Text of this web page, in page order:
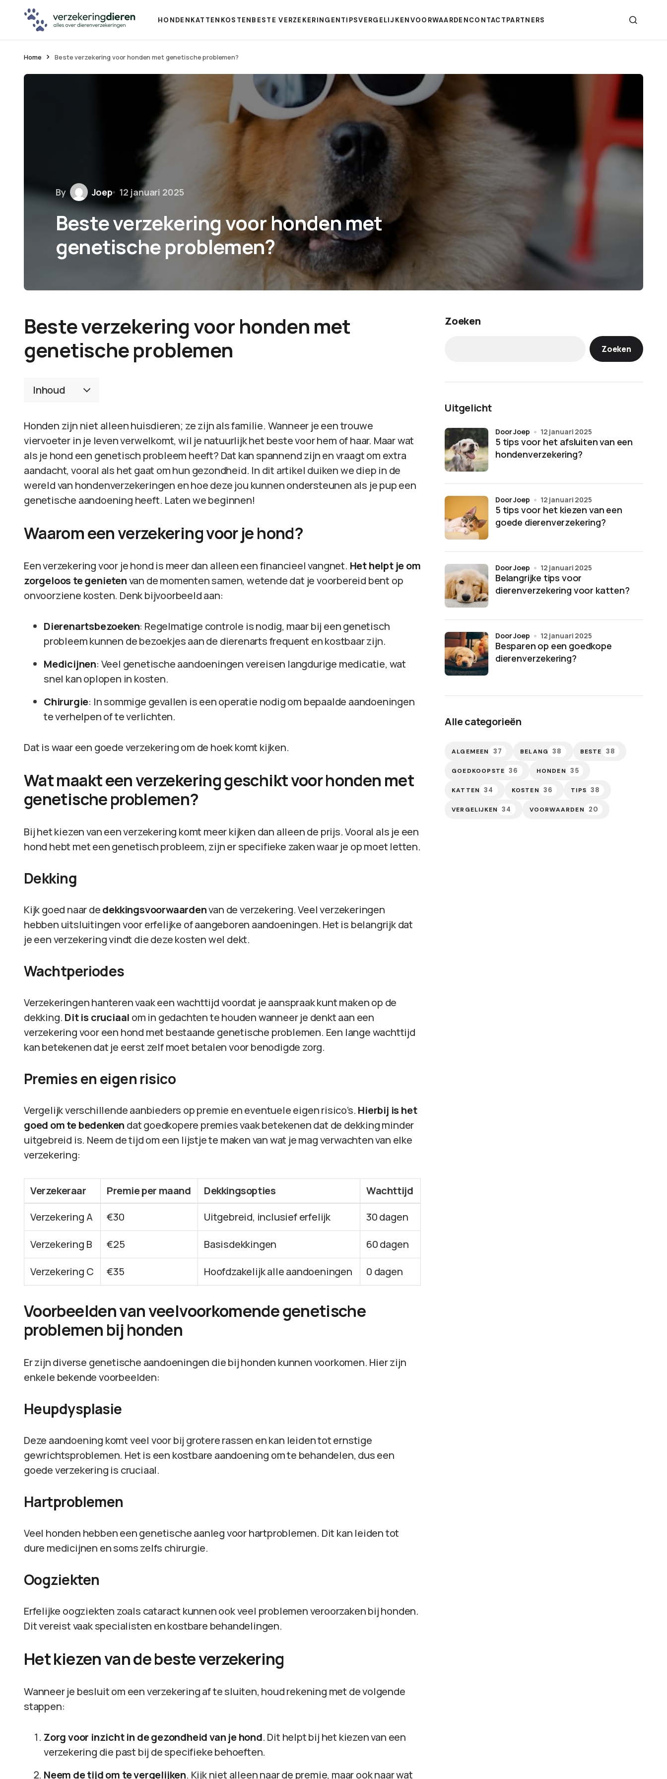
HONDENKATTEN KOSTENBESTE VERZEKERINGENTIPSVERGELIJKENVOORWAARDENCONTACTPARTNERS
Home Beste verzekering voor honden met genetische problemen?
By Joep 12 januari 2025
Beste verzekering voor honden met
genetische problemen?
Beste verzekering voor honden met
genetische problemen
Inhoud
Honden zijn niet alleen huisdieren; ze zijn als familie. Wanneer je een trouwe
viervoeter in je leven verwelkomt, wil je natuurlijk het beste voor hem of haar. Maar wat
als je hond een genetisch probleem heeft? Dat kan spannend zijn en vraagt om extra
aandacht, vooral als het gaat om hun gezondheid. In dit artikel duiken we diep in de
wereld van hondenverzekeringen en hoe deze jou kunnen ondersteunen als je pup een
genetische aandoening heeft. Laten we beginnen!
Waarom een verzekering voor je hond?
Een verzekering voor je hond is meer dan alleen een financieel vangnet. Het helpt je om
zorgeloos te genietenvan de momenten samen, wetende dat je voorbereid bent op
onvoorziene kosten. Denk bijvoorbeeld aan:
Dierenartsbezoeken: Regelmatige controle is nodig, maar bij een genetisch
probleem kunnen de bezoekjes aan de dierenarts frequent en kostbaar zijn.
Medicijnen: Veel genetische aandoeningen vereisen langdurige medicatie, wat
snel kan oplopen in kosten.
Chirurgie: In sommige gevallen is een operatie nodig om bepaalde aandoeningen
te verhelpen of te verlichten.
Dat is waar een goede verzekering om de hoek komt kijken.
Wat maakt een verzekering geschikt voor honden met
genetische problemen?
Bij het kiezen van een verzekering komt meer kijken dan alleen de prijs. Vooral als je een
hond hebt met een genetisch probleem, zijn er specifieke zaken waar je op moet letten.
Dekking
Kijk goed naar dedekkingsvoorwaardenvan de verzekering. Veel verzekeringen
hebben uitsluitingen voor erfelijke of aangeboren aandoeningen. Het is belangrijk dat
je een verzekering vindt die deze kosten wel dekt.
Wachtperiodes
Verzekeringen hanteren vaak een wachttijd voordat je aanspraak kunt maken op de
dekking. Dit is cruciaal om in gedachten te houden wanneer je denkt aan een
verzekering voor een hond met bestaande genetische problemen. Een lange wachttijd
kan betekenen dat je eerst zelf moet betalen voor benodigde zorg.
Premies en eigen risico
Vergelijk verschillende aanbieders op premie en eventuele eigen risico’s. Hierbij is het
goed om te bedenken dat goedkopere premies vaak betekenen dat de dekking minder
uitgebreid is. Neem de tijd om een lijstje te maken van wat je mag verwachten van elke
verzekering:
Verzekeraar Premie per maand Dekkingsopties
Wachttijd
Verzekering A
€30 Uitgebreid, inclusief erfelijk 30 dagen
Verzekering B €25 Basisdekkingen 60 dagen
Verzekering C €35 Hoofdzakelijk alle aandoeningen 0 dagen
Voorbeelden van veelvoorkomende genetische
problemen bij honden
Er zijn diverse genetische aandoeningen die bij honden kunnen voorkomen. Hier zijn
enkele bekende voorbeelden:
Heupdysplasie
Deze aandoening komt veel voor bij grotere rassen en kan leiden tot ernstige
gewrichtsproblemen. Het is een kostbare aandoening om te behandelen, dus een
goede verzekering is cruciaal.
Hartproblemen
Veel honden hebben een genetische aanleg voor hartproblemen. Dit kan leiden tot
dure medicijnen en soms zelfs chirurgie.
Oogziekten
Erfelijke oogziekten zoals cataract kunnen ook veel problemen veroorzaken bij honden.
Dit vereist vaak specialisten en kostbare behandelingen.
Het kiezen van de beste verzekering
Wanneer je besluit om een verzekering af te sluiten, houd rekening met de volgende
stappen:
Zorg voor inzicht in de gezondheid van je hond. Dit helpt bij het kiezen van een
verzekering die past bij de specifieke behoeften.
Neem de tijd om te vergelijken. Kijk niet alleen naar de premie, maar ook naar wat
Zoeken
Zoeken
Uitgelicht
5 tips voor het afsluiten van een
hondenverzekering?
door Joep 12 januari 2025
5 tips voor het kiezen van een
goede dierenverzekering?
door Joep 12 januari 2025
Belangrijke tips voor
dierenverzekering voor katten?
door Joep 12 januari 2025
Besparen op een goedkope
dierenverzekering?
door Joep 12 januari 2025
Alle categorieën
ALGEMEEN 37 BELANG 38 BESTE 38
GOEDKOOPSTE 36 HONDEN 35
KATTEN 34 KOSTEN 36 TIPS 38
VERGELIJKEN 34 VOORWAARDEN 20